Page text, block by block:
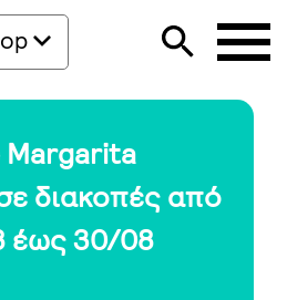
Margarita
διακοπές από
έως 30/08